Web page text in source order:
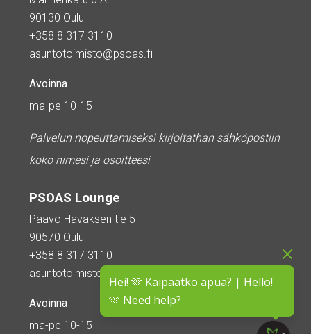
Hei! 🫶 Kaipaatko apua? | Hello!
🫶 Need help?
90130 Oulu
+358 8 317 3110
asuntotoimisto@psoas.fi
Avoinna
ma-pe 10-15
Palvelun nopeuttamiseksi kirjoitathan sähköpostiin
koko nimesi ja osoitteesi
PSOAS Lounge
Paavo Havaksen tie 5
90570 Oulu
+358 8 317 3110
asuntotoimisto@psoas.fi
Avoinna
ma-pe 10-15